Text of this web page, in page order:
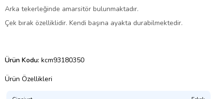
Arka tekerleğinde amarsitör bulunmaktadır.
Çek bırak özelliklidir. Kendi başına ayakta durabilmektedir.
Ürün Kodu: kcm93180350
Ürün Özellikleri